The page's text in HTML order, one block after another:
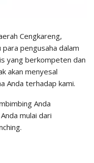
Cengkareng,
pengusaha dalam
yang berkompeten dan
akan menyesal
Anda terhadap kami.
Anda
mulai dari